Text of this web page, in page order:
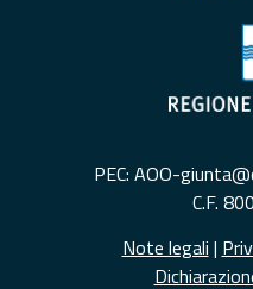
PEC: AOO-
C.F.
Note legali |